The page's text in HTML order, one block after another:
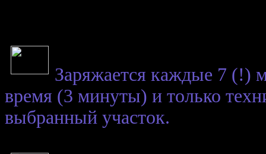
Заряжается каждые 7 (!)
время (3 минуты) и только
выбранный участок.